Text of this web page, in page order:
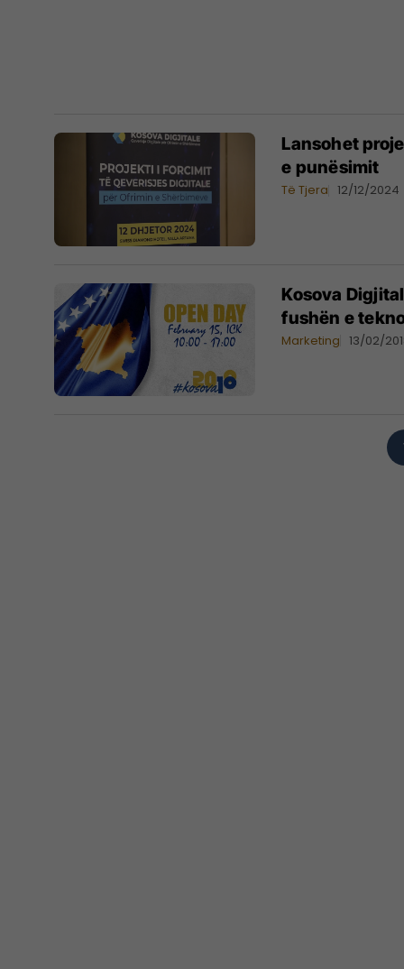
Lansohet
e punësimit
Të Tjera 12/12/2024
Kosova
fushën e
Marketing 13/02/